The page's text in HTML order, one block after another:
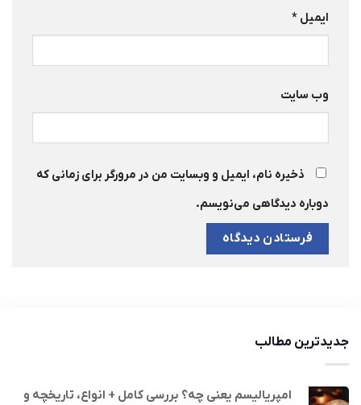
ایمیل *
وب‌ سایت
ذخیره نام، ایمیل و وبسایت من در مرورگر برای زمانی که
دوباره دیدگاهی می‌نویسم.
جدیدترین مطالب
امپریالیسم یعنی چه؟ بررسی کامل + انواع، تاریخچه و